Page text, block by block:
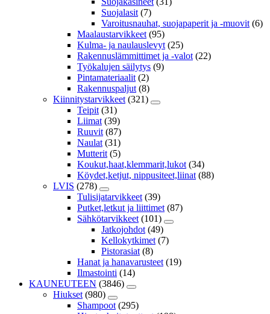
Suojalasit (7)
Varoitusnauhat, suojapaperit ja -muovit (6)
Maalaustarvikkeet (95)
Kulma- ja naulauslevyt (25)
Rakennuslämmittimet ja -valot (22)
Työkalujen säilytys (9)
Pintamateriaalit (2)
Rakennuspaljut (8)
Kiinnitystarvikkeet (321)
Teipit (31)
Liimat (39)
Ruuvit (87)
Naulat (31)
Mutterit (5)
Koukut,haat,klemmarit,lukot (34)
Köydet,ketjut, nippusiteet,liinat (88)
LVIS (278)
Tulisijatarvikkeet (39)
Putket,letkut ja liittimet (87)
Sähkötarvikkeet (101)
Jatkojohdot (49)
Kellokytkimet (7)
Pistorasiat (8)
Hanat ja hanavarusteet (19)
Ilmastointi (14)
KAUNEUTEEN (3846)
Hiukset (980)
Shampoot (295)